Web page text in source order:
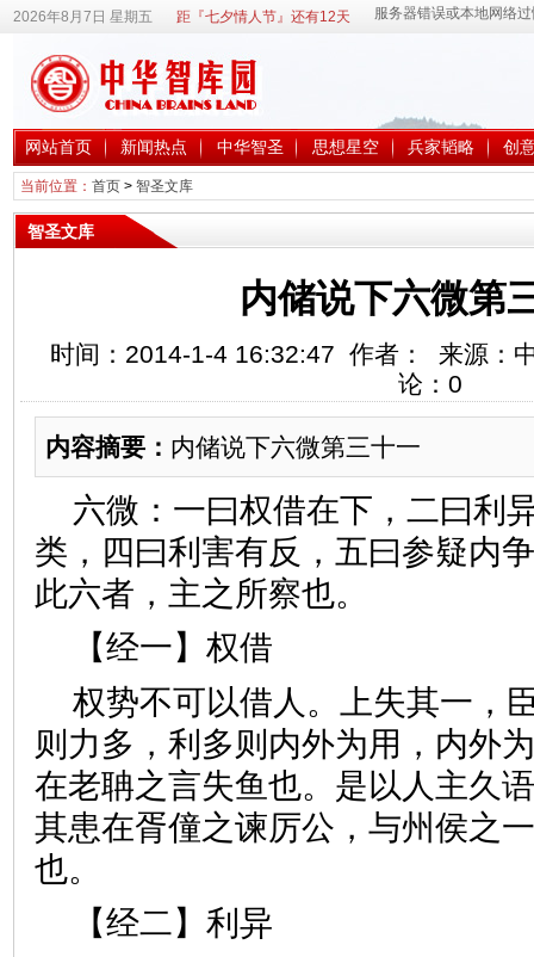
2026年8月7日 星期五 距『七夕情人节』还有12天
网站首页 新闻热点 中华智圣 思想星空 兵家韬略 创
当前位置： 首页> 智圣文库
智圣文库
内储说下六微第
时间：2014-1-4 16:32:47 作者： 来源：
论： 0
内容摘要： 内储说下六微第三十一
六微：一曰权借在下，二曰利
类，四曰利害有反，五曰参疑内
此六者，主之所察也。
【经一】权借
权势不可以借人。上失其一，
则力多，利多则内外为用，内外
在老聃之言失鱼也。是以人主久
其患在胥僮之谏厉公，与州侯之
也。
【经二】利异